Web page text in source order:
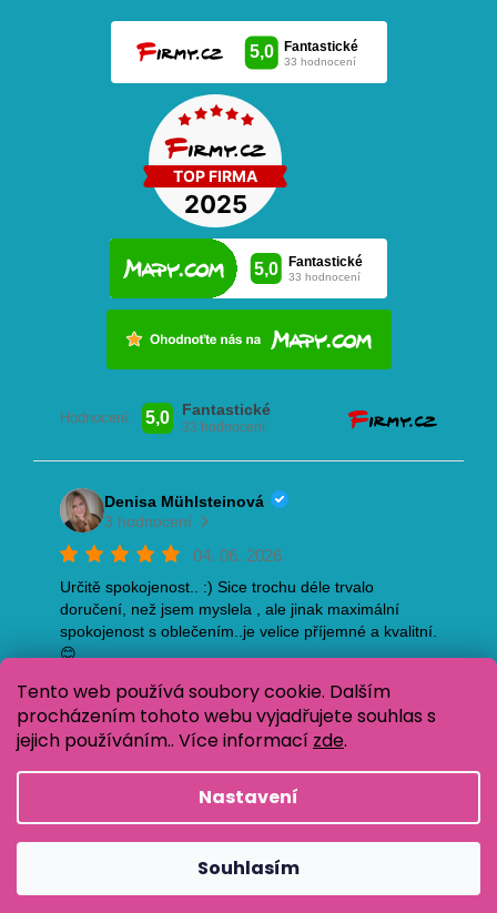
Tento web používá soubory cookie. Dalším
procházením tohoto webu vyjadřujete souhlas s
jejich používáním.. Více informací zde.
Nastavení
Souhlasím
Copyright 2026Oblečení pro děti Baja Design. Všechna
práva vyhrazena.